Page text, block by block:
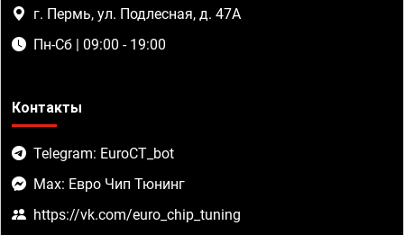
г. Пермь, ул. Подлесная, д. 47А
Пн-Сб | 09:00 - 19:00
Контакты
Telegram: EuroCT_bot
Max: Евро Чип Тюнинг
https://vk.com/euro_chip_tuning